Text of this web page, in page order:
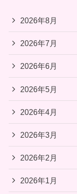
2026年8月
2026年7月
2026年6月
2026年5月
2026年4月
2026年3月
2026年2月
2026年1月